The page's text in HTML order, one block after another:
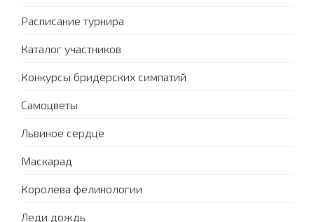
Расписание турнира
Каталог участников
Конкурсы бридерских симпатий
Самоцветы
Львиное сердце
Маскарад
Королева фелинологии
Леди дождь